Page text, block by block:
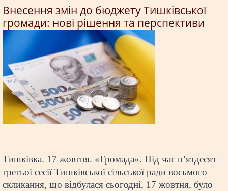
Внесення змін до бюджету Тишківської
громади: нові рішення та перспективи
Тишківка. 17 жовтня. «Громада». Під час п’ятдесят
третьої сесії Тишківської сільської ради восьмого
скликання, що відбулася сьогодні, 17 жовтня, було